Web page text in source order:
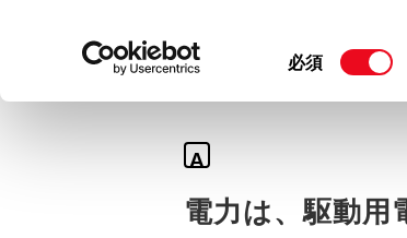
て」をご覧く
同
必須
はどこから
A
電力は、駆動用